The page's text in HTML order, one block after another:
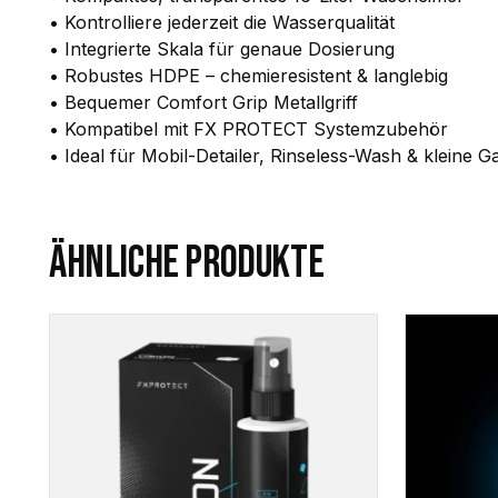
• Kontrolliere jederzeit die Wasserqualität
• Integrierte Skala für genaue Dosierung
• Robustes HDPE – chemieresistent & langlebig
• Bequemer Comfort Grip Metallgriff
• Kompatibel mit FX PROTECT Systemzubehör
• Ideal für Mobil-Detailer, Rinseless-Wash & kleine
ÄHNLICHE PRODUKTE